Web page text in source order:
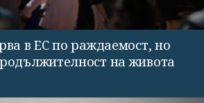
в ЕС по раждаемост, но
на живота